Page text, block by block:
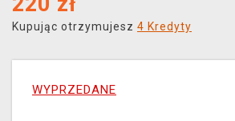
Kupując otrzymujesz 4 Kredyty
WYPRZEDANE